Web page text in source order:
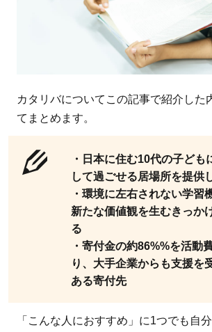
カタリバについてこの記事で紹介した
てまとめます。
・日本に住む10代の子ども
して過ごせる居場所を提供
・環境に左右されない学習
新たな価値観を生むきっか
る
・寄付金の約86%%を活動
り、大手企業からも支援を
ある寄付先
「こんな人におすすめ」に1つでも自